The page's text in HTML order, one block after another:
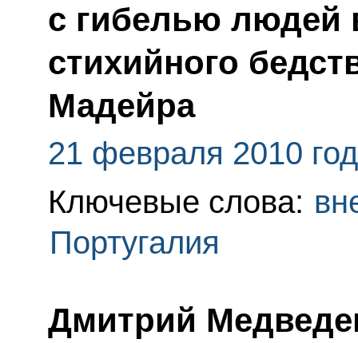
с гибелью людей
стихийного
Мадейра
21 февраля 2010
Ключевые слова:
Португалия
Дмитрий